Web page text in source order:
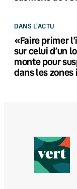
DANS L'ACTU
«Faire primer
sur celui d’un
monte pour
dans les